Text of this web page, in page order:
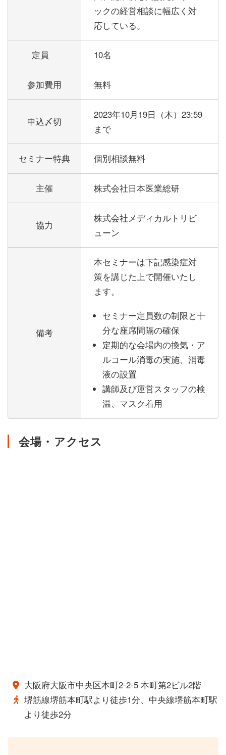
ックの経営相談に幅広く対
応している。
定員 10名
参加費用 無料
申込〆切
2023年10月19日（木）23:59
まで
セミナー特典 個別相談無料
主催 株式会社日本医業総研
協力
株式会社メディカルトリビ
ューン
備考
本セミナーは下記感染症対
策を講じた上で開催いたし
ます。
セミナー定員数の制限と十
分な座席間隔の確保
定期的な会場内の換気・ア
ルコール消毒の実施、消毒
液の設置
講師及び運営スタッフの検
温、マスク着用
会場・アクセス
大阪府大阪市中央区本町2-2-5 本町第2ビル2階
堺筋線堺筋本町駅より徒歩1分、中央線堺筋本町駅
より徒歩2分